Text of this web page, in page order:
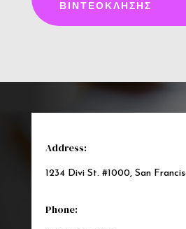
ΒΙΝΤΕΟΚΛΉΣΗΣ
Address:
1234 Divi St. #1000, San
Phone: